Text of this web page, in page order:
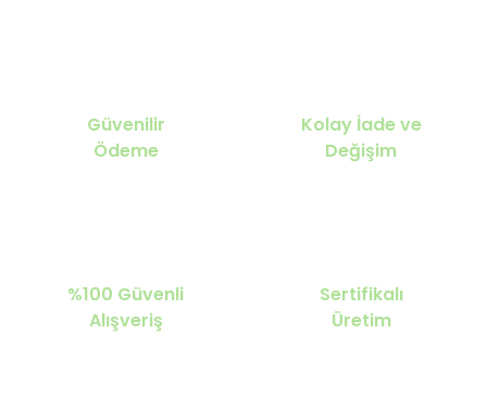
Güvenilir
Ödeme
Kolay İade ve
Değişim
%100 Güvenli
Alışveriş
Sertifikalı
Üretim